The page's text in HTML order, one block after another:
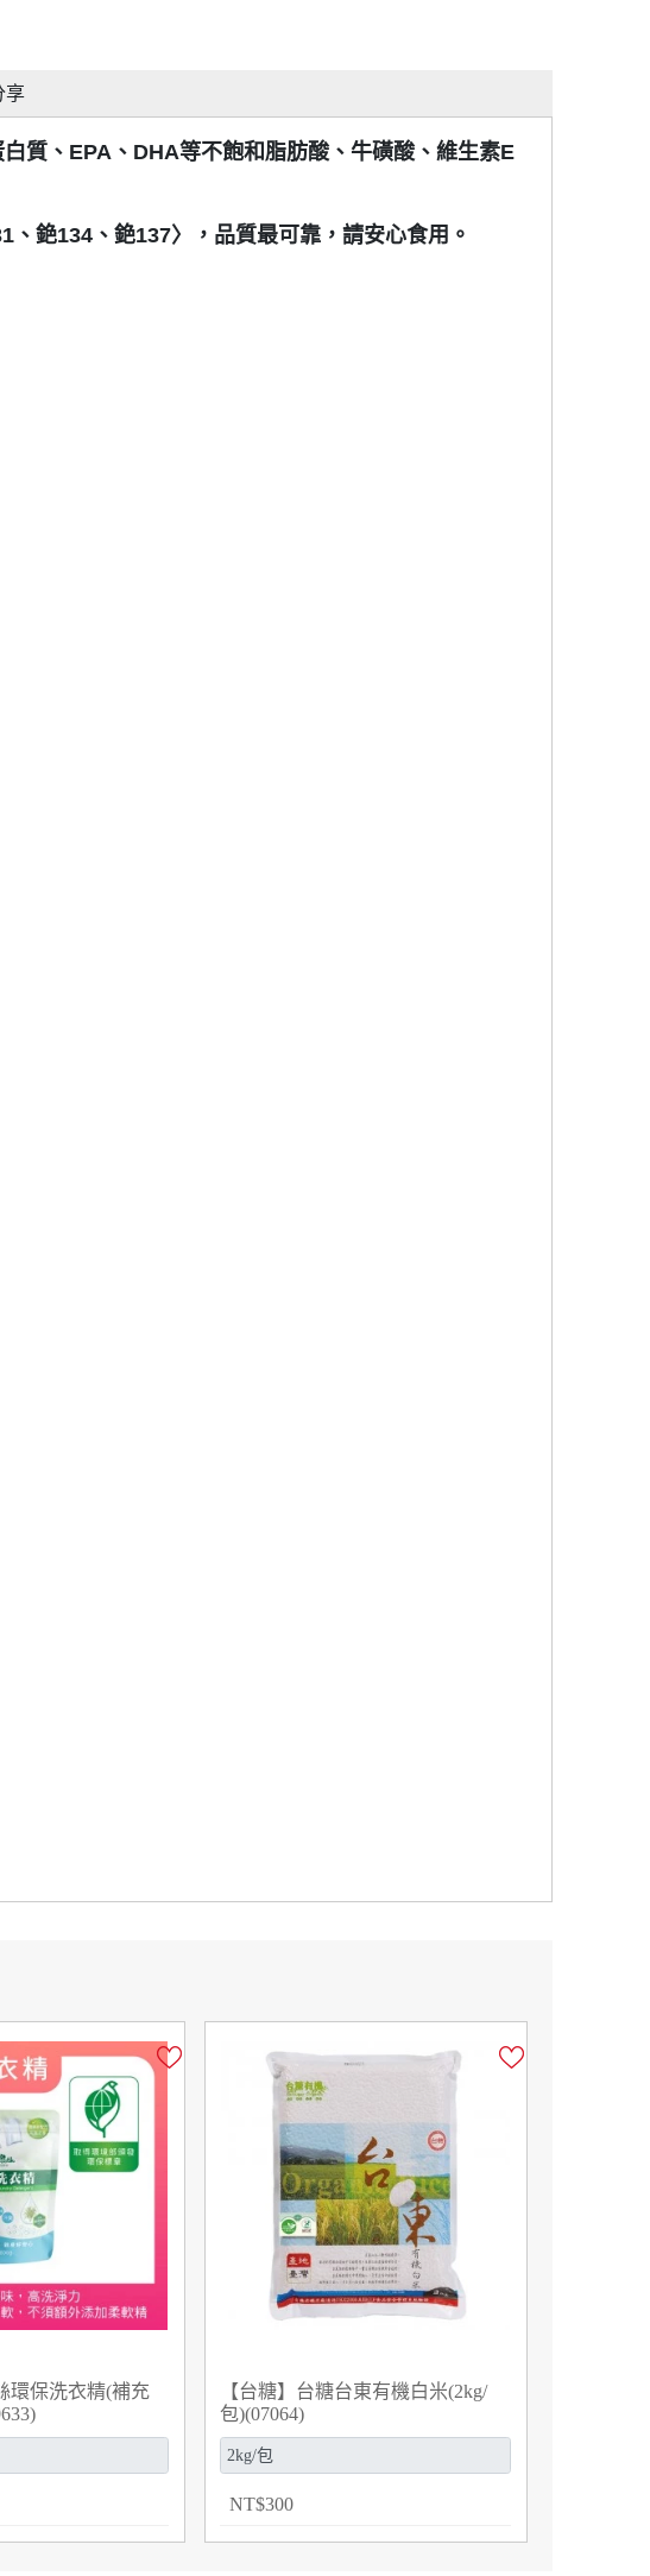
享
質、EPA、DHA等不飽和脂肪酸、牛磺酸、維生素E
銫134、銫137〉，品質最可靠，請安心食用。
環保洗衣精(補充
【台糖】台糖台東有機白米(2kg/
包)(07064)
NT$300